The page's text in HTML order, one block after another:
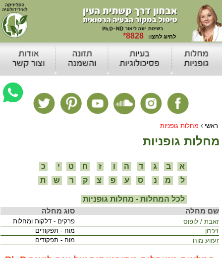
ראשי › מחלות גופניות
מחלות גופניות
א ב ג ד ה ו ז ח ט י
כ
ל
מ נ ס ע פ צ ק ר ש ת
לכל המחלות - מחלות גופניות
סוג מחלה שם מחלה
פרקים - דלקות ומחלות
זאבת / לופוס
מוח - תפקודים
זיכרון
מוח - תפקודים
זעזוע מוח